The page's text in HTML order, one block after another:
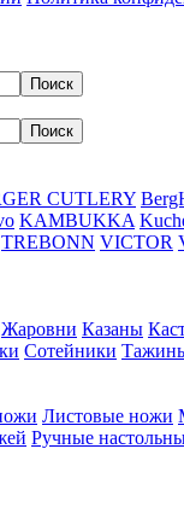
CUTLERY
KAMBUKKA
TREBONN VICTOR
Жаровни Казаны
Сотейники
Листовые ножи
Ручные